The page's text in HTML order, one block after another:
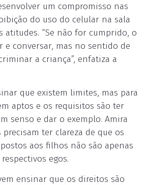
um compromisso nas
do uso do celular na sala
atitudes. “Se não for cumprido, o
e conversar, mas no sentido de
a criança”, enfatiza a
que existem limites, mas para
aptos e os requisitos são ter
senso e dar o exemplo. Amira
ter clareza de que os
aos filhos não são apenas
egos.
ensinar que os direitos são